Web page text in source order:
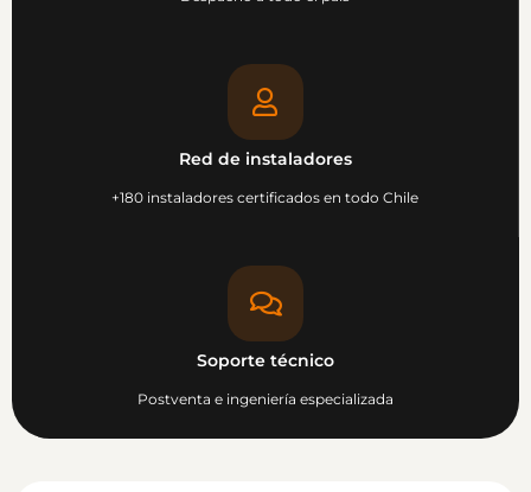
Red de instaladores
+180 instaladores certificados en todo Chile
Soporte técnico
Postventa e ingeniería especializada